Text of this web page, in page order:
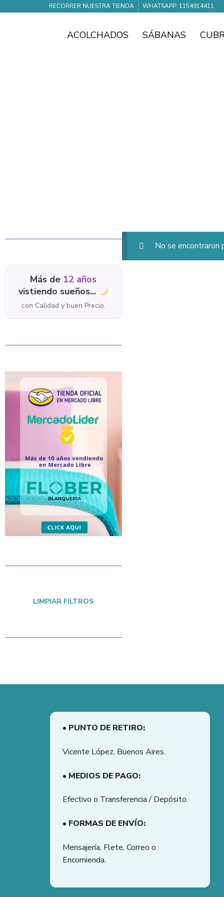
RECORRER NUESTRA TIENDA WHATSAPP: 1154914411
ACOLCHADOS SÁBANAS
No se encontraron
Más de 12 años
vistiendo sueños...
con Calidad y buen Precio.
LIMPIAR FILTROS
• PUNTO DE RETIRO:
Vicente López, Buenos Aires.
• MEDIOS DE PAGO:
Efectivo o Transferencia / Depósito.
• FORMAS DE ENVÍO:
Mensajería, Flete, Correo o
Encomienda.